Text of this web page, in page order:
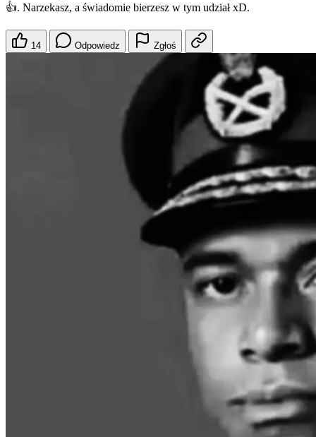
👍. Narzekasz, a świadomie bierzesz w tym udział xD.
14 Odpowiedz Zgłoś